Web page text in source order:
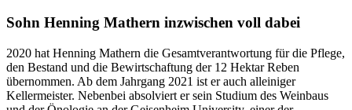
Sohn Henning Mathern inzwischen voll dabei
2020 hat Henning Mathern die Gesamtverantwortung für die Pflege,
den Bestand und die Bewirtschaftung der 12 Hektar Reben
übernommen. Ab dem Jahrgang 2021 ist er auch alleiniger
Kellermeister. Nebenbei absolviert er sein Studium des Weinbaus